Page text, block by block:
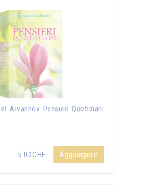
Aïvanhov Pensieri Quotidiani
5.00CHF Aggiungere